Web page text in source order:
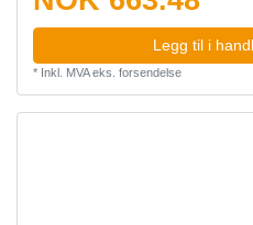
Legg til i
* Inkl. MVAeks. forsendelse